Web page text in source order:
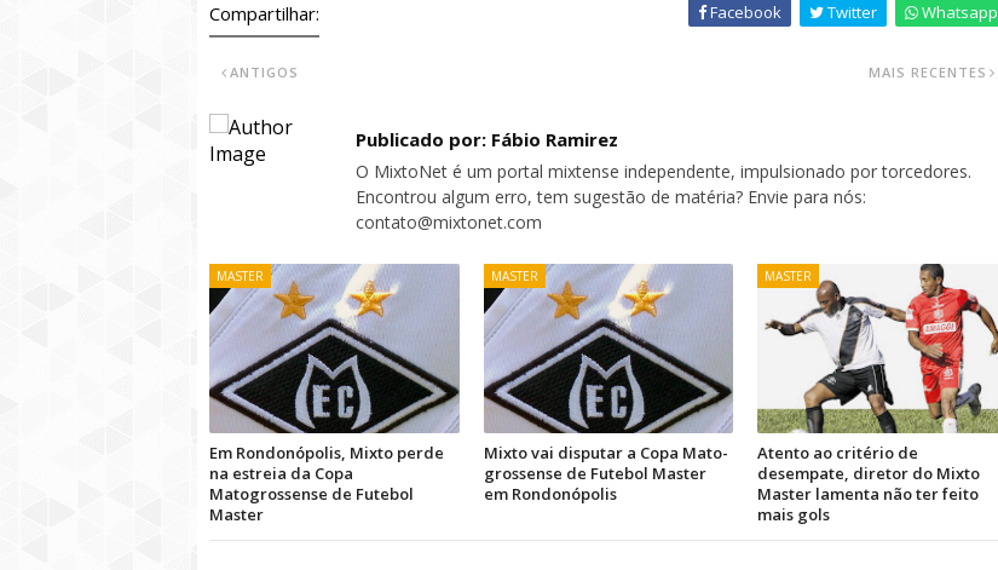
Compartilhar: Facebook Twitter Whatsapp
MAIS RECENTES
ANTIGOS
Publicado por: Fábio Ramirez
O MixtoNet é um portal mixtense independente, impulsionado por torcedores.
Encontrou algum erro, tem sugestão de matéria? Envie para nós:
contato@mixtonet.com
MASTER
Em Rondonópolis, Mixto perde
na estreia da Copa
Matogrossense de Futebol
Master
MASTER
Mixto vai disputar a Copa Mato-
grossense de Futebol Master
em Rondonópolis
MASTER
Atento ao critério de
desempate, diretor do Mixto
Master lamenta não ter feito
mais gols